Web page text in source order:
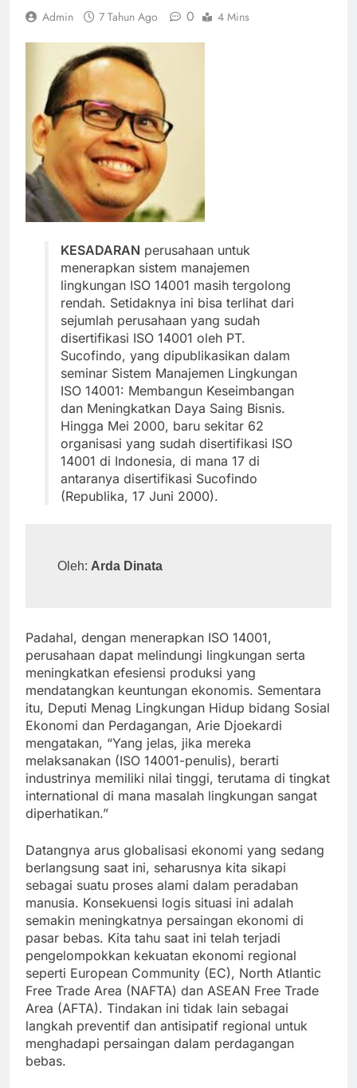
Admin 7 Tahun Ago 0 4 Mins
KESADARAN perusahaan untuk
menerapkan sistem manajemen
lingkungan ISO 14001 masih tergolong
rendah. Setidaknya ini bisa terlihat dari
sejumlah perusahaan yang sudah
disertifikasi ISO 14001 oleh PT.
Sucofindo, yang dipublikasikan dalam
seminar Sistem Manajemen Lingkungan
ISO 14001: Membangun Keseimbangan
dan Meningkatkan Daya Saing Bisnis.
Hingga Mei 2000, baru sekitar 62
organisasi yang sudah disertifikasi ISO
14001 di Indonesia, di mana 17 di
antaranya disertifikasi Sucofindo
(Republika, 17 Juni 2000).
Oleh: Arda Dinata
Padahal, dengan menerapkan ISO 14001,
perusahaan dapat melindungi lingkungan serta
meningkatkan efesiensi produksi yang
mendatangkan keuntungan ekonomis. Sementara
itu, Deputi Menag Lingkungan Hidup bidang Sosial
Ekonomi dan Perdagangan, Arie Djoekardi
mengatakan, “Yang jelas, jika mereka
melaksanakan (ISO 14001-penulis), berarti
industrinya memiliki nilai tinggi, terutama di tingkat
international di mana masalah lingkungan sangat
diperhatikan.”
Datangnya arus globalisasi ekonomi yang sedang
berlangsung saat ini, seharusnya kita sikapi
sebagai suatu proses alami dalam peradaban
manusia. Konsekuensi logis situasi ini adalah
semakin meningkatnya persaingan ekonomi di
pasar bebas. Kita tahu saat ini telah terjadi
pengelompokkan kekuatan ekonomi regional
seperti European Community (EC), North Atlantic
Free Trade Area (NAFTA) dan ASEAN Free Trade
Area (AFTA). Tindakan ini tidak lain sebagai
langkah preventif dan antisipatif regional untuk
menghadapi persaingan dalam perdagangan
bebas.